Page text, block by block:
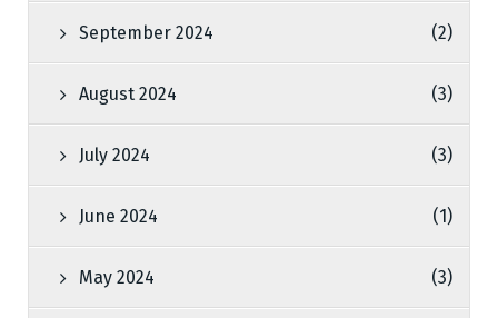
September 2024 (2)
August 2024 (3)
July 2024 (3)
June 2024 (1)
May 2024 (3)